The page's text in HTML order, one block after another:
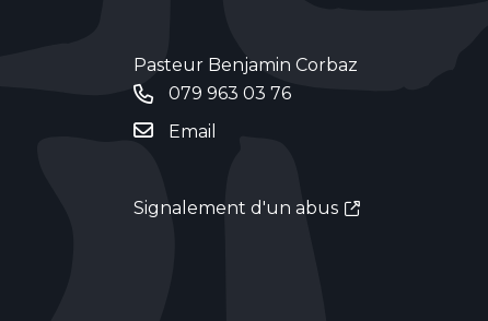
Pasteur Benjamin Corbaz
079 963 03 76
Email
Signalement d'un abus